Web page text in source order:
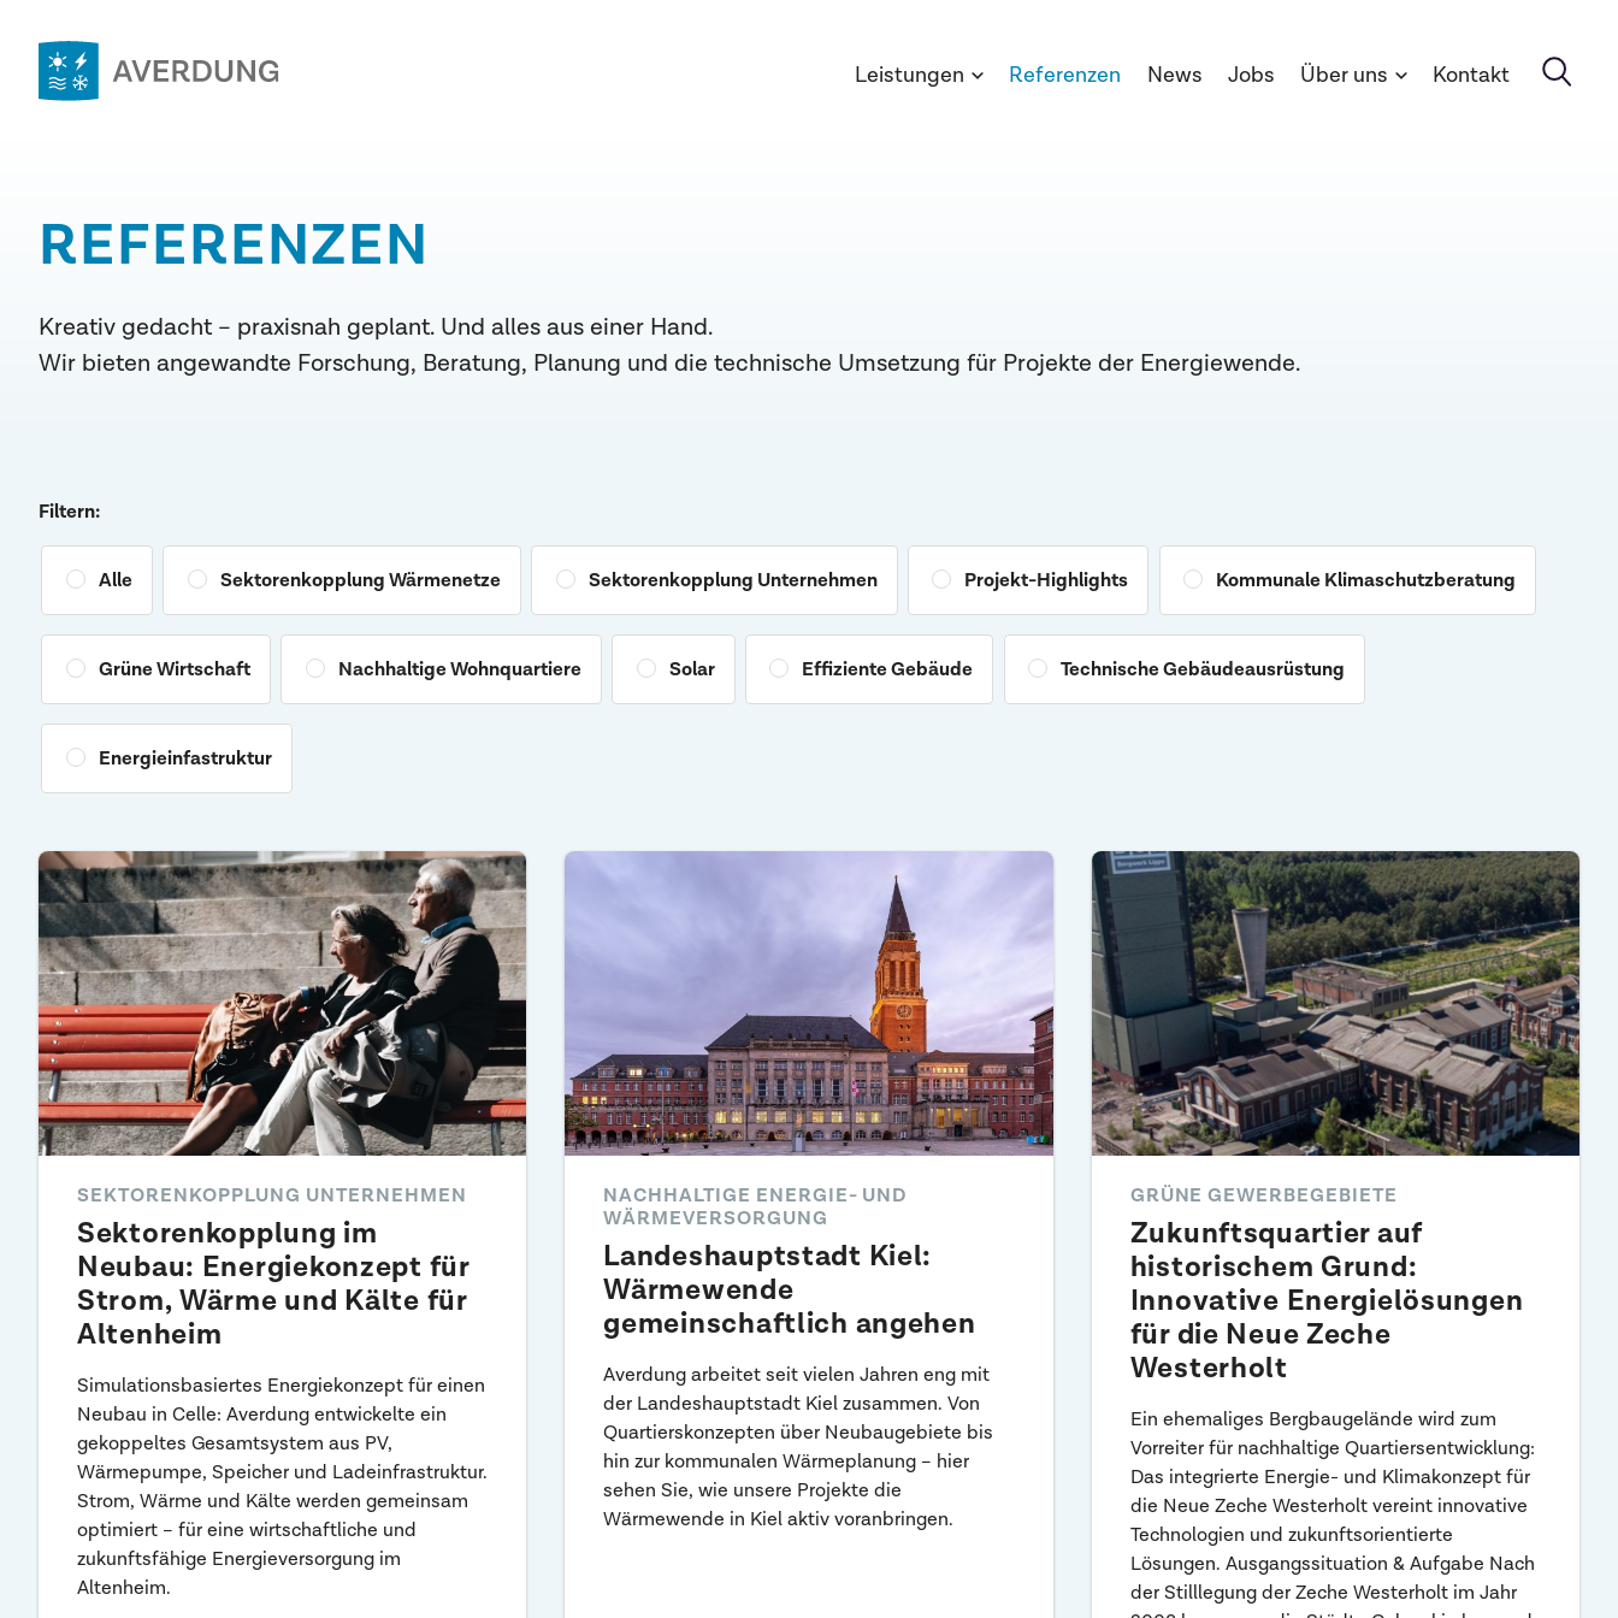
Inhalt
springen
Berater
GmbH
Leistungen Referenzen News Jobs Über uns Kontakt
REFERENZEN
Kreativ gedacht – praxisnah geplant. Und alles aus einer Hand.
Wir bieten angewandte Forschung, Beratung, Planung und die technische Umsetzung für Projekte der Energiewende.
Filtern:
Alle Sektorenkopplung Wärmenetze Sektorenkopplung Unternehmen Projekt-Highlights Kommunale Klimaschutzberatung
Grüne Wirtschaft Nachhaltige Wohnquartiere Solar Effiziente Gebäude Technische Gebäudeausrüstung
Energieinfastruktur
SEKTORENKOPPLUNG UNTERNEHMEN
Sektoren­kopplung im
Neubau: Energie­konzept für
Strom, Wärme und Kälte für
Alten­heim
Simulationsbasiertes Energiekonzept für einen
Neubau in Celle: Averdung entwickelte ein
gekoppeltes Gesamtsystem aus PV,
Wärmepumpe, Speicher und Ladeinfrastruktur.
Strom, Wärme und Kälte werden gemeinsam
optimiert – für eine wirtschaftliche und
zukunftsfähige Energieversorgung im
Altenheim.
NACHHALTIGE ENERGIE- UND
WÄRMEVERSORGUNG
Landeshauptstadt Kiel:
Wärmewende
gemeinschaftlich angehen
Averdung arbeitet seit vielen Jahren eng mit
der Landeshauptstadt Kiel zusammen. Von
Quartierskonzepten über Neubaugebiete bis
hin zur kommunalen Wärmeplanung – hier
sehen Sie, wie unsere Projekte die
Wärmewende in Kiel aktiv voranbringen.
GRÜNE GEWERBEGEBIETE
Zukunftsquartier auf
historischem Grund:
Innovative Energielösungen
für die Neue Zeche
Westerholt
Ein ehemaliges Bergbaugelände wird zum
Vorreiter für nachhaltige Quartiersentwicklung:
Das integrierte Energie- und Klimakonzept für
die Neue Zeche Westerholt vereint innovative
Technologien und zukunftsorientierte
Lösungen. Ausgangssituation & Aufgabe Nach
der Stilllegung der Zeche Westerholt im Jahr